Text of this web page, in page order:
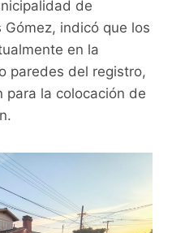
de
indicó que los
en la
paredes del registro,
para la colocación de